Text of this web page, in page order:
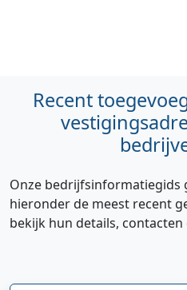
Recent
Onze bedrijfsinformatiegids
hieronder de meest recent
bekijk hun details,